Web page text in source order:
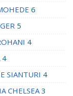
6
5
4
4
SIANTURI 4
CHELSEA 3